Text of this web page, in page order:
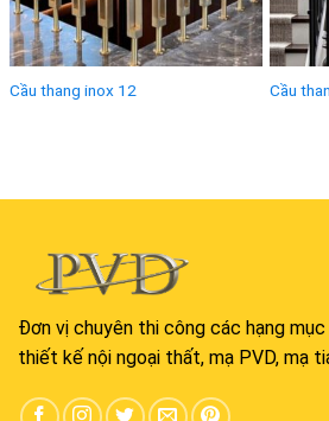
Cầu thang inox 12 Cầu
Đơn vị chuyên thi công các hạng
thiết kế nội ngoại thất, mạ PVD, mạ